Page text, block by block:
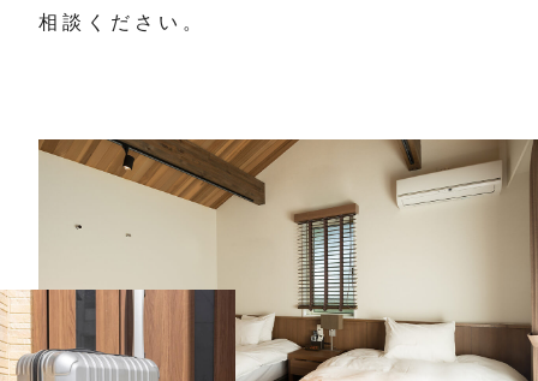
相談ください。